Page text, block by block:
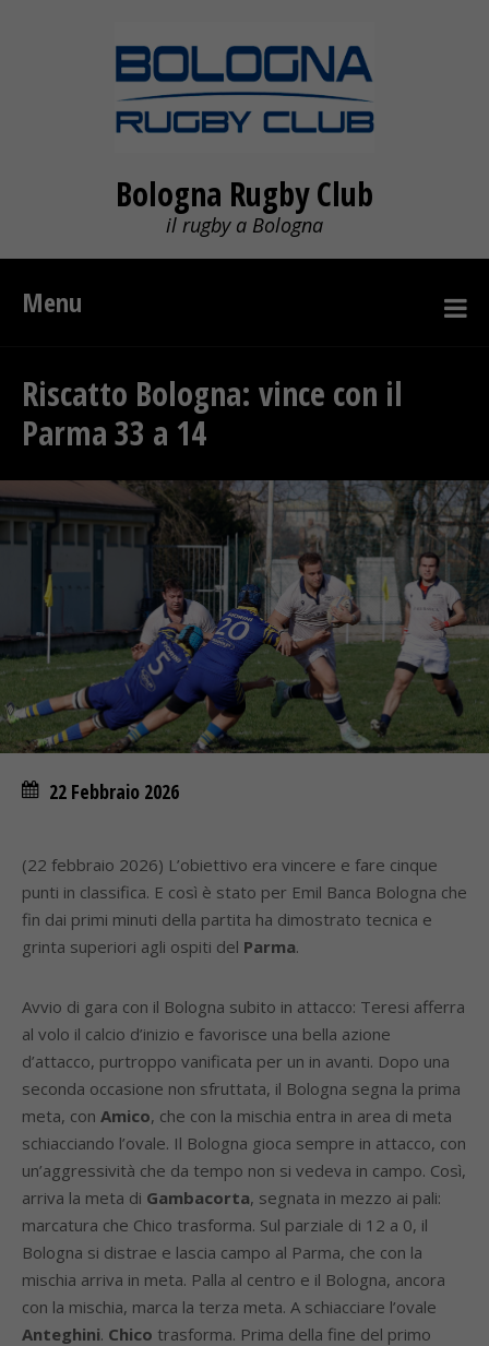
Bologna Rugby Club
il rugby a Bologna
Menu
Riscatto Bologna: vince con il
Parma 33 a 14
22 Febbraio 2026
(22 febbraio 2026) L’obiettivo era vincere e fare cinque
punti in classifica. E così è stato per Emil Banca Bologna che
fin dai primi minuti della partita ha dimostrato tecnica e
grinta superiori agli ospiti del Parma.
Avvio di gara con il Bologna subito in attacco: Teresi afferra
al volo il calcio d’inizio e favorisce una bella azione
d’attacco, purtroppo vanificata per un in avanti. Dopo una
seconda occasione non sfruttata, il Bologna segna la prima
meta, con Amico, che con la mischia entra in area di meta
schiacciando l’ovale. Il Bologna gioca sempre in attacco, con
un’aggressività che da tempo non si vedeva in campo. Così,
arriva la meta di Gambacorta, segnata in mezzo ai pali:
marcatura che Chico trasforma. Sul parziale di 12 a 0, il
Bologna si distrae e lascia campo al Parma, che con la
mischia arriva in meta. Palla al centro e il Bologna, ancora
con la mischia, marca la terza meta. A schiacciare l’ovale
Anteghini. Chico trasforma. Prima della fine del primo